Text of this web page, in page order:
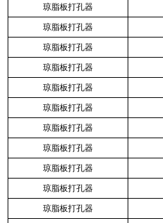
琼脂板打孔器
琼脂板打孔器
琼脂板打孔器
琼脂板打孔器
琼脂板打孔器
琼脂板打孔器
琼脂板打孔器
琼脂板打孔器
琼脂板打孔器
琼脂板打孔器
琼脂板打孔器